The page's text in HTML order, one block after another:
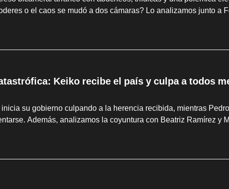
o el caos se mudó a dos cámaras? Lo analizamos junto a
Keiko recibe el país y culpa a todos
su gobierno culpando a la herencia recibida, mientras
Además, analizamos la coyuntura con Beatriz Ramírez y